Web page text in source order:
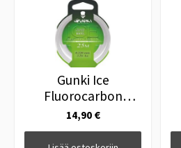
Gunki Ice
Fluorocarbon
0.54mm 17,38kg
25m
14,90 €